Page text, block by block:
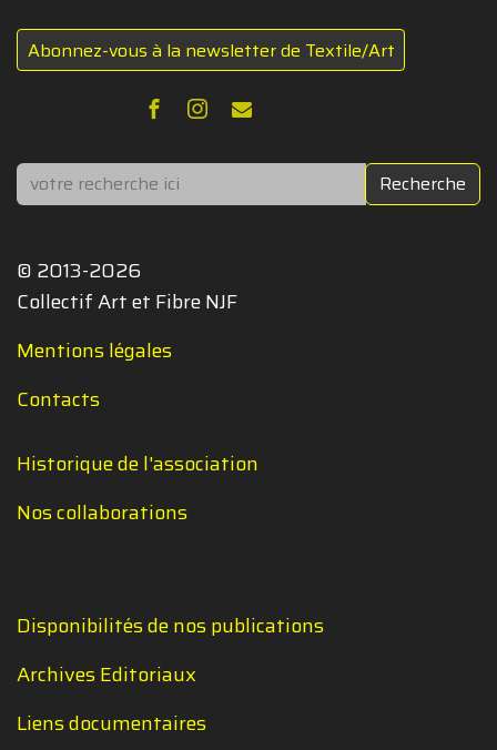
Abonnez-vous à la newsletter de Textile/Art
Rechercher Recherche
© 2013-2026
Collectif Art et Fibre NJF
Mentions légales
Contacts
Historique de l'association
Nos collaborations
Disponibilités de nos publications
Archives Editoriaux
Liens documentaires